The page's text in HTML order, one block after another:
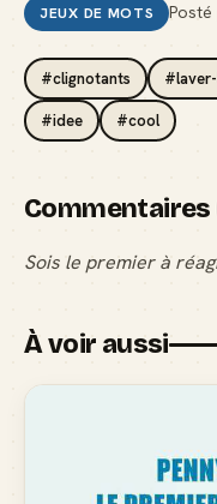
JEUX DE MOTS Posté
#clignotants
#idee #cool
Commentaires
Sois le premier à
À voir aussi